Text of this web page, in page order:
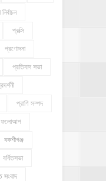
প্রক্সি
প্রণোদনা
প্রতিবাদ সভা
প্রাণি সম্পদ
ফলোআপ
বকশীগঞ্জ
বর্ধিতসভা
সংবাদ